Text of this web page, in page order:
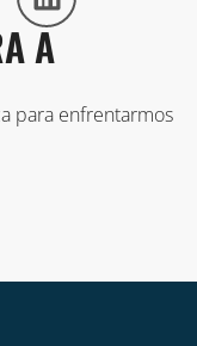
A
para enfrentarmos